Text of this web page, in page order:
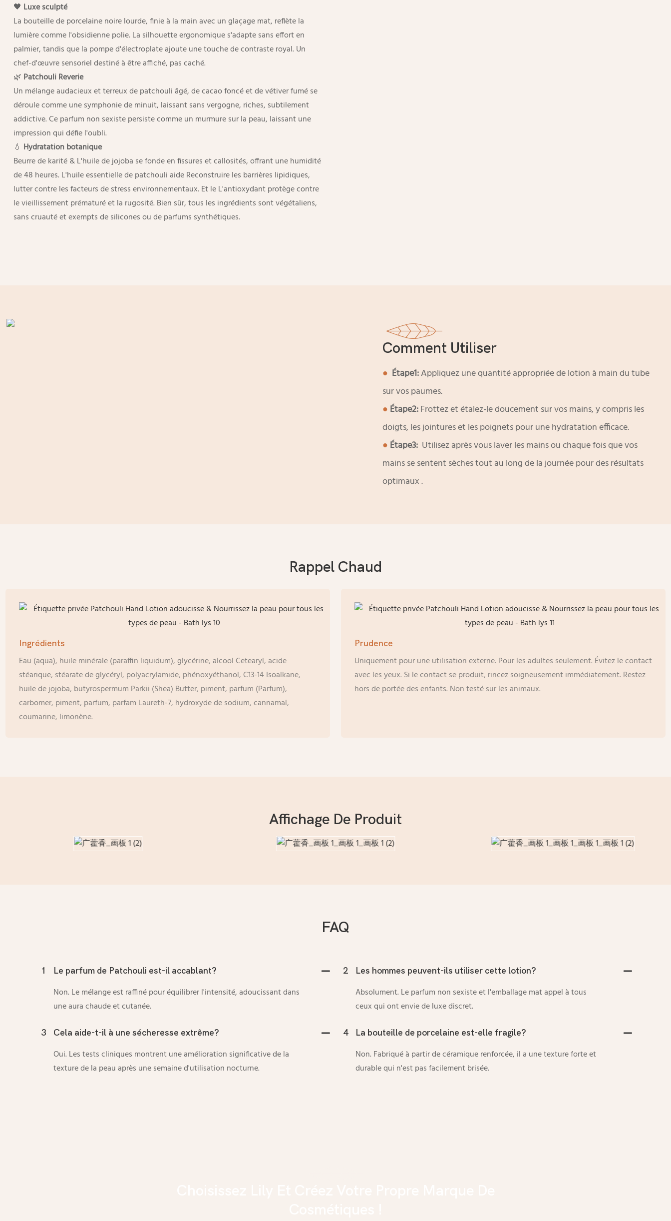
🖤 Luxe sculpté
La bouteille de porcelaine noire lourde, finie à la main avec un glaçage mat, reflète la
lumière comme l'obsidienne polie. La silhouette ergonomique s'adapte sans effort en
palmier, tandis que la pompe d'électroplate ajoute une touche de contraste royal. Un
chef-d'œuvre sensoriel destiné à être affiché, pas caché.
🌿 Patchouli Reverie
Un mélange audacieux et terreux de patchouli âgé, de cacao foncé et de vétiver fumé se
déroule comme une symphonie de minuit, laissant sans vergogne, riches, subtilement
addictive. Ce parfum non sexiste persiste comme un murmure sur la peau, laissant une
impression qui défie l'oubli.
💧 Hydratation botanique
Beurre de karité & L'huile de jojoba se fonde en fissures et callosités, offrant une humidité
de 48 heures. L'huile essentielle de patchouli aideReconstruire les barrières lipidiques,
lutter contre les facteurs de stress environnementaux. Et leL'antioxydant protège contre
le vieillissement prématuré et la rugosité. Bien sûr, tous les ingrédients sont végétaliens,
sans cruauté et exempts de silicones ou de parfums synthétiques.
Comment Utiliser
● Étape1:Appliquez une quantité appropriée de lotion à main du tube
sur vos paumes.
● Étape2:Frottez et étalez-le doucement sur vos mains, y compris les
doigts, les jointures et les poignets pour une hydratation efficace.
● Étape3: Utilisez après vous laver les mains ou chaque fois que vos
mains se sentent sèches tout au long de la journée pour des résultats
optimaux.
Rappel Chaud
Ingrédients
Eau (aqua), huile minérale (paraffin liquidum), glycérine, alcool Cetearyl, acide
stéarique, stéarate de glycéryl, polyacrylamide, phénoxyéthanol, C13-14 Isoalkane,
huile de jojoba, butyrospermum Parkii (Shea) Butter, piment, parfum (Parfum),
carbomer, piment, parfum, parfam Laureth-7, hydroxyde de sodium, cannamal,
coumarine, limonène.
Prudence
Uniquement pour une utilisation externe. Pour les adultes seulement. Évitez le contact
avec les yeux. Si le contact se produit, rincez soigneusement immédiatement. Restez
hors de portée des enfants. Non testé sur les animaux.
Affichage De Produit
FAQ
1 Le parfum de Patchouli est-il accablant?
Non. Le mélange est raffiné pour équilibrer l'intensité, adoucissant dans
une aura chaude et cutanée.
2 Les hommes peuvent-ils utiliser cette lotion?
Absolument. Le parfum non sexiste et l'emballage mat appel à tous
ceux qui ont envie de luxe discret.
3 Cela aide-t-il à une sécheresse extrême?
Oui. Les tests cliniques montrent une amélioration significative de la
texture de la peau après une semaine d'utilisation nocturne.
4 La bouteille de porcelaine est-elle fragile?
Non. Fabriqué à partir de céramique renforcée, il a une texture forte et
durable qui n'est pas facilement brisée.